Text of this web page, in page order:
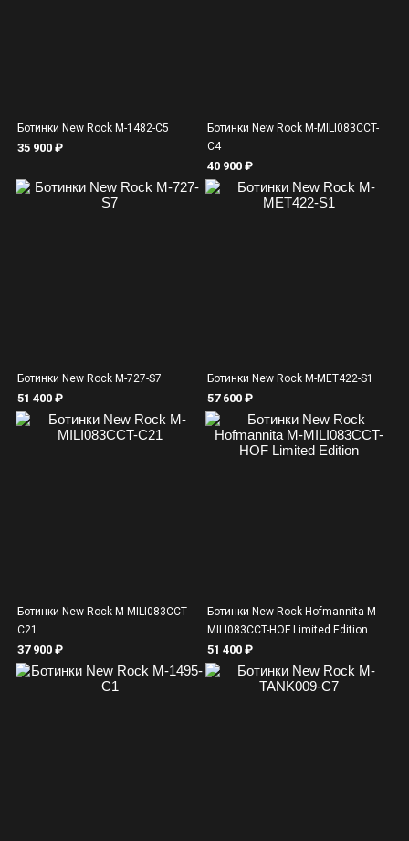
Ботинки New Rock M-1482-C5
35 900 ₽
Ботинки New Rock M-MILI083CCT-
C4
40 900 ₽
Ботинки New Rock M-727-S7
51 400 ₽
Ботинки New Rock M-MET422-S1
57 600 ₽
Ботинки New Rock M-MILI083CCT-
C21
37 900 ₽
Ботинки New Rock Hofmannita M-
MILI083CCT-HOF Limited Edition
51 400 ₽